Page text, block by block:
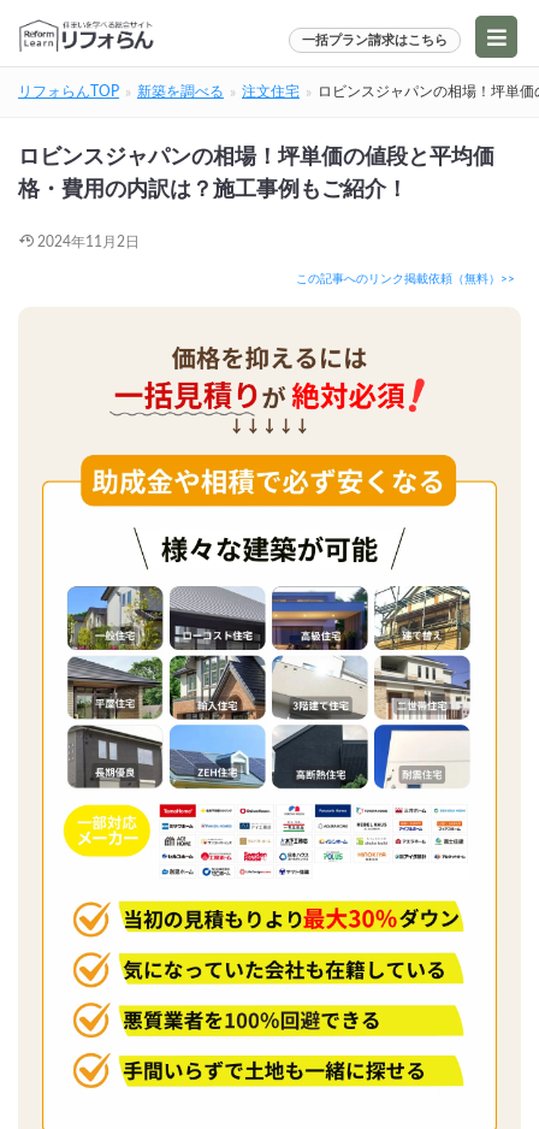
一括プラン請求はこちら
リフォらんTOP 新築を調べる 注文住宅 ロビンスジャパンの相場！坪単
ロビンスジャパンの相場！坪単価の値段と平均価
格・費用の内訳は？施工事例もご紹介！
2024年11月2日
この記事へのリンク掲載依頼（無料）>>